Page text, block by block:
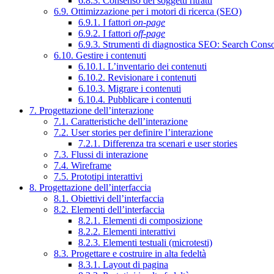
6.9. Ottimizzazione per i motori di ricerca (SEO)
6.9.1. I fattori on-page
6.9.2. I fattori off-page
6.9.3. Strumenti di diagnostica SEO: Search
6.10. Gestire i contenuti
6.10.1. L’inventario dei contenuti
6.10.2. Revisionare i contenuti
6.10.3. Migrare i contenuti
6.10.4. Pubblicare i contenuti
7. Progettazione dell’interazione
7.1. Caratteristiche dell’interazione
7.2. User stories per definire l’interazione
7.2.1. Differenza tra scenari e user stories
7.3. Flussi di interazione
7.4. Wireframe
7.5. Prototipi interattivi
8. Progettazione dell’interfaccia
8.1. Obiettivi dell’interfaccia
8.2. Elementi dell’interfaccia
8.2.1. Elementi di composizione
8.2.2. Elementi interattivi
8.2.3. Elementi testuali (microtesti)
8.3. Progettare e costruire in alta fedeltà
8.3.1. Layout di pagina